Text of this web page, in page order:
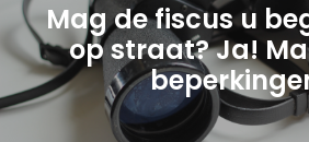
Mag de fiscus u
op straat? Ja!